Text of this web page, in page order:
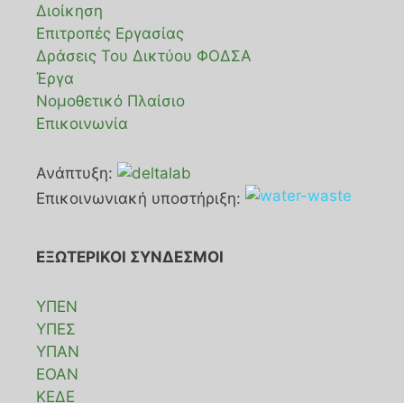
Διοίκηση
Επιτροπές Εργασίας
Δράσεις Του Δικτύου ΦΟΔΣΑ
Έργα
Νομοθετικό Πλαίσιο
Επικοινωνία
Ανάπτυξη:
Επικοινωνιακή υποστήριξη:
ΕΞΩΤΕΡΙΚΟΙ ΣΥΝΔΕΣΜΟΙ
ΥΠΕΝ
ΥΠΕΣ
ΥΠΑΝ
ΕΟΑΝ
ΚΕΔΕ